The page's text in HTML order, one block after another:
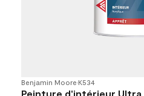
Benjamin Moore•K534
Peinture d'intérieur Ultra